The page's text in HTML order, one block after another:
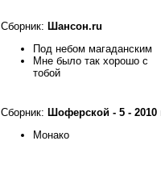
Сборник: Шансон.ru
Под небом магаданским
Мне было так хорошо с
тобой
Сборник: Шоферской - 5 - 2010
Монако